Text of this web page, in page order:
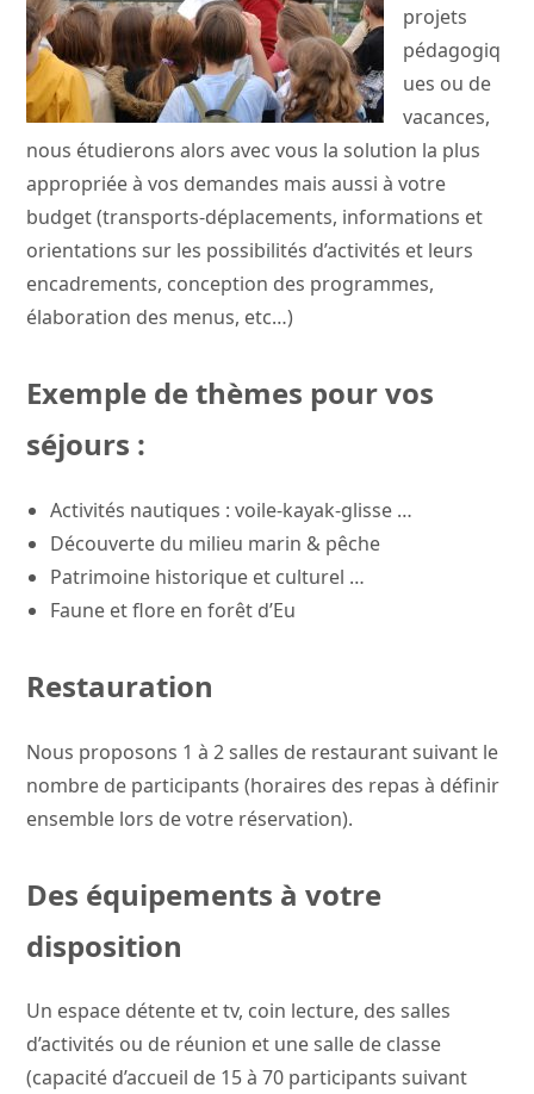
projets
pédagogiq
ues ou de
vacances,
nous étudierons alors avec vous la solution la plus
appropriée à vos demandes mais aussi à votre
budget (transports-déplacements, informations et
orientations sur les possibilités d’activités et leurs
encadrements, conception des programmes,
élaboration des menus, etc…)
Exemple de thèmes pour vos
séjours :
Activités nautiques : voile-kayak-glisse …
Découverte du milieu marin & pêche
Patrimoine historique et culturel …
Faune et flore en forêt d’Eu
Restauration
Nous proposons 1 à 2 salles de restaurant suivant le
nombre de participants (horaires des repas à définir
ensemble lors de votre réservation).
Des équipements à votre
disposition
Un espace détente et tv, coin lecture, des salles
d’activités ou de réunion et une salle de classe
(capacité d’accueil de 15 à 70 participants suivant